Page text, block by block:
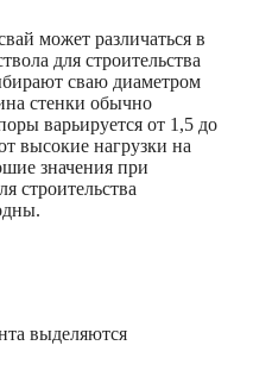
может различаться в
для строительства
сваю диаметром
стенки обычно
варьируется от 1,5 до
высокие нагрузки на
значения при
строительства
выделяются